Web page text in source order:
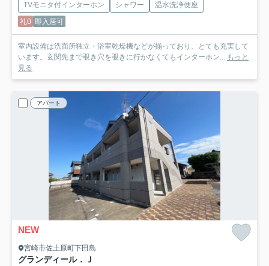
TVモニタ付インターホン シャワー
温水洗浄便座
礼0 即入居可
室内設備は洗面所独立・浴室乾燥機などが揃っており、とても充実して
います。玄関先まで覗き穴を覗きに行かなくてもインターホン... もっと
見る
アパート
NEW
宮崎市佐土原町下田島
グランディール．Ｊ